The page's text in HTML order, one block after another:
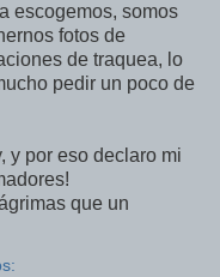
escogemos, somos
fotos de
de traquea, lo
pedir un poco de
y por eso declaro mi
que un